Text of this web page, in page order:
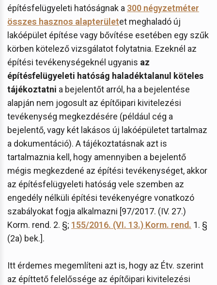
építésfelügyeleti hatóságnak a 300 négyzetméter
összes hasznos alapterületet meghaladó új
lakóépület építése vagy bővítése esetében egy szűk
körben kötelező vizsgálatot folytatnia. Ezeknél az
építési tevékenységeknél ugyanis az
építésfelügyeleti hatóság haladéktalanul köteles
tájékoztatni a bejelentőt arról, ha a bejelentése
alapján nem jogosult az építőipari kivitelezési
tevékenység megkezdésére (például cég a
bejelentő, vagy két lakásos új lakóépületet tartalmaz
a dokumentáció). A tájékoztatásnak azt is
tartalmaznia kell, hogy amennyiben a bejelentő
mégis megkezdené az építési tevékenységet, akkor
az építésfelügyeleti hatóság vele szemben az
engedély nélküli építési tevékenyégre vonatkozó
szabályokat fogja alkalmazni [97/2017. (IV. 27.)
Korm. rend. 2. §; 155/2016. (VI. 13.) Korm. rend. 1. §
(2a) bek.].
Itt érdemes megemlíteni azt is, hogy az Étv. szerint
az építtető felelőssége az építőipari kivitelezési